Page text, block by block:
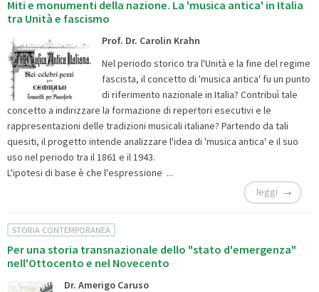
Miti e monumenti della nazione. La 'musica antica' in Italia
tra Unità e fascismo
Prof. Dr. Carolin Krahn
Nel periodo storico tra l'Unità e la fine del regime
fascista, il concetto di 'musica antica' fu un punto
di riferimento nazionale in Italia? Contribuì tale
concetto a indirizzare la formazione di repertori esecutivi e le
rappresentazioni delle tradizioni musicali italiane? Partendo da tali
quesiti, il progetto intende analizzare l'idea di 'musica antica' e il suo
uso nel periodo tra il 1861 e il 1943.
L'ipotesi di base è che l'espressione ...
leggi
STORIA CONTEMPORANEA
Per una storia transnazionale dello "stato d'emergenza"
nell'Ottocento e nel Novecento
Dr. Amerigo Caruso